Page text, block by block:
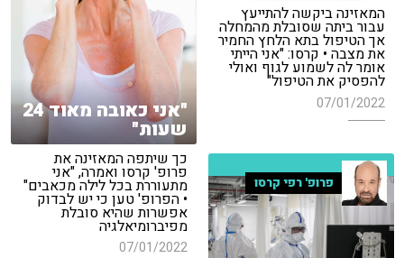
המאזינה ביקשה להתייעץ
עבור ביתה שסובלת מהמחלה
אך הטיפול בתא הלחץ החמיר
את מצבה • קרסו: "אני הייתי
אומר לה לשמוע לגוף ואולי
להפסיק את הטיפול"
07/01/2022 "אני כאובה מאוד 24
שעות"
כך שיתפה המאזינה את
פרופ' קרסו ואמרה, "אני
מתעוררת בכל לילה מכאבים"
• הפרופ' טען כי יש לבדוק
אפשרות שהיא סובלת
מפיברומיאלגיה
07/01/2022
פרופ' רפי קרסו